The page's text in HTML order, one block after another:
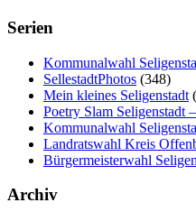
Serien
Kommunalwahl
SellestadtPhotos (348)
Mein kleines Seligenstadt
Poetry Slam Seligenstadt
Kommunalwahl
Landratswahl Kreis
Bürgermeisterwahl
Archiv